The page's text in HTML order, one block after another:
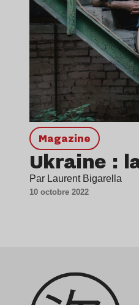
magazine
Ukraine :
Par Laurent Bigarella
10 octobre 2022